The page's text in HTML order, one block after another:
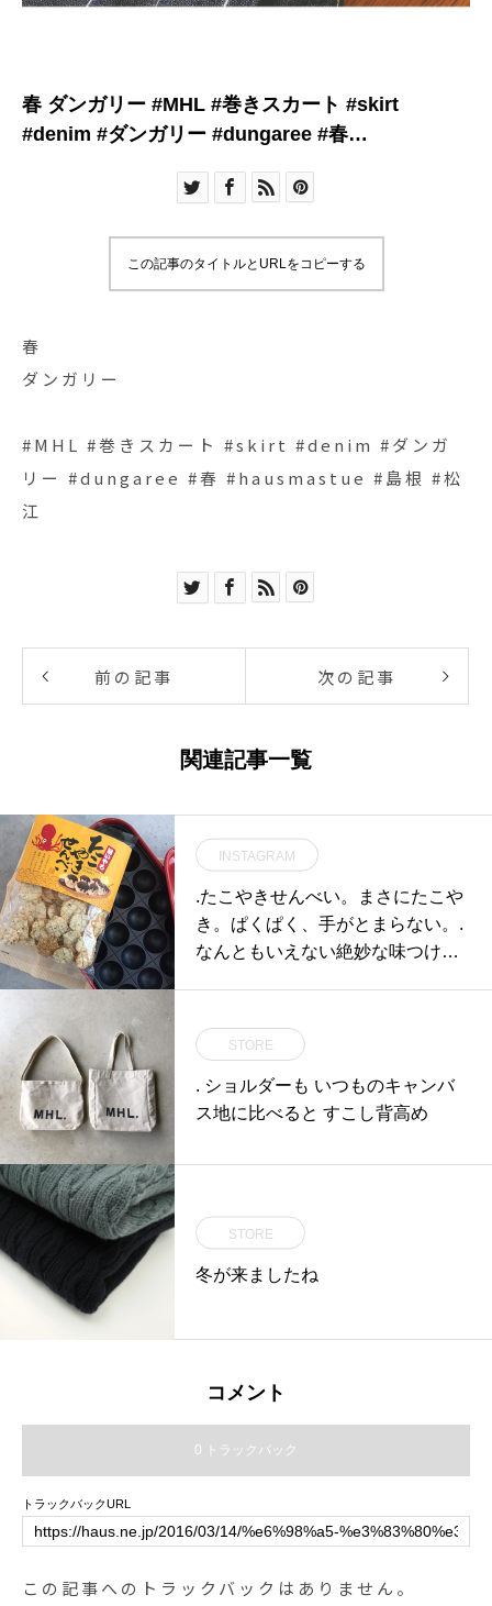
春 ダンガリー #MHL #巻きスカート #skirt
#denim #ダンガリー #dungaree #春
この記事のタイトルとURLをコピーする
春
ダンガリー
#MHL #巻きスカート #skirt #denim #ダンガ
リー #dungaree #春 #hausmastue #島根 #松
江
前の記事 次の記事
関連記事一覧
INSTAGRAM
.たこやきせんべい。まさにたこや
き。ぱくぱく、手がとまらない。.
なんともいえない絶妙な味つけが
s ..#たこやきせんべい#たこせん#
伊藤軒 #たこ焼き#BRUNO #ブル
ーノ#hausmatsue#島根 #松江
STORE
. ショルダーも いつものキャンバ
ス地に比べると すこし背高め
STORE
冬が来ましたね
コメント
0 トラックバック
トラックバックURL
この記事へのトラックバックはありません。